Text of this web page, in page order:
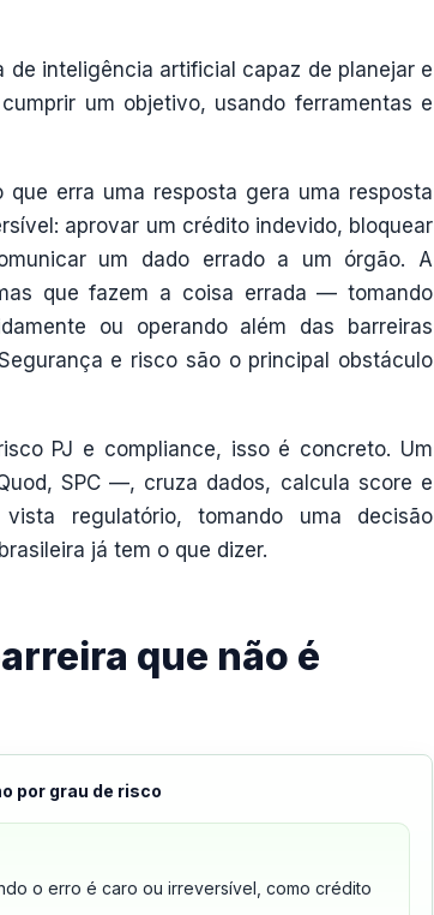
de inteligência artificial capaz de planejar e
um objetivo, usando ferramentas e
erra uma resposta gera uma resposta
aprovar um crédito indevido, bloquear
um dado errado a um órgão. A
que fazem a coisa errada — tomando
ou operando além das barreiras
e risco são o principal obstáculo
PJ e compliance, isso é concreto. Um
SPC —, cruza dados, calcula score e
regulatório, tomando uma decisão
já tem o que dizer.
que não é
por grau de risco
o erro é caro ou irreversível, como crédito